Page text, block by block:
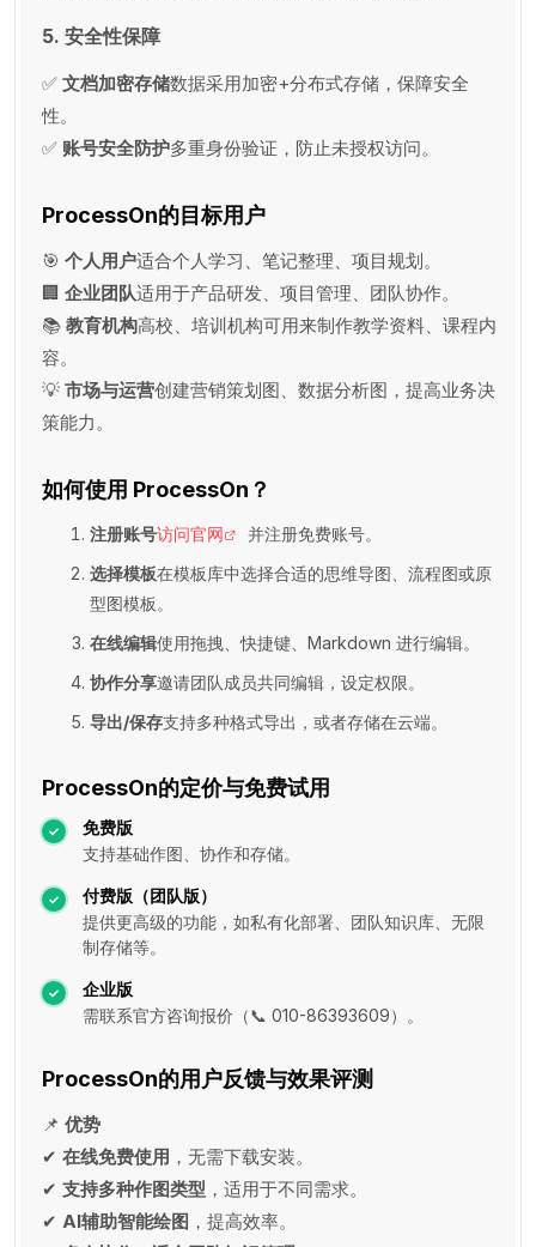
5. 安全性保障
✅ 文档加密存储数据采用加密+分布式存储，保障安全
性。
✅ 账号安全防护多重身份验证，防止未授权访问。
ProcessOn的目标用户
🎯 个人用户适合个人学习、笔记整理、项目规划。
🏢 企业团队适用于产品研发、项目管理、团队协作。
📚 教育机构高校、培训机构可用来制作教学资料、课程内
容。
💡 市场与运营创建营销策划图、数据分析图，提高业务决
策能力。
如何使用 ProcessOn？
注册账号访问官网
并注册免费账号。
选择模板在模板库中选择合适的思维导图、流程图或原
型图模板。
在线编辑使用拖拽、快捷键、Markdown 进行编辑。
协作分享邀请团队成员共同编辑，设定权限。
导出/保存支持多种格式导出，或者存储在云端。
ProcessOn的定价与免费试用
免费版
支持基础作图、协作和存储。
付费版（团队版）
提供更高级的功能，如私有化部署、团队知识库、无限
制存储等。
企业版
需联系官方咨询报价（📞 010-86393609）。
ProcessOn的用户反馈与效果评测
📌 优势
✔ 在线免费使用 ，无需下载安装。
✔ 支持多种作图类型 ，适用于不同需求。
✔ AI辅助智能绘图 ，提高效率。